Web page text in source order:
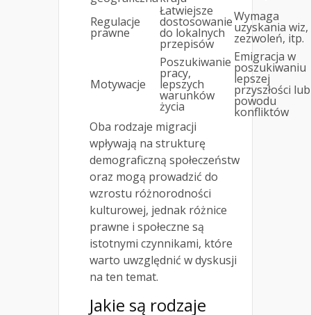
Regulacje
prawne
Łatwiejsze
dostosowanie
do lokalnych
przepisów
Wymaga
uzyskania wiz,
zezwoleń, itp.
Motywacje
Poszukiwanie
pracy,
lepszych
warunków
życia
Emigracja w
poszukiwaniu
lepszej
przyszłości
powodu
konfliktów
Oba rodzaje migracji
wpływają na strukturę
demograficzną społeczeństw
oraz mogą prowadzić do
wzrostu różnorodności
kulturowej, jednak różnice
prawne i społeczne są
istotnymi czynnikami, które
warto uwzględnić w dyskusji
na ten temat.
Jakie są rodzaje